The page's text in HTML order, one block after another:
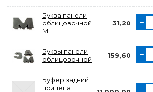
Буква панели
облицовочной
М
31,20
Буквы панели
облицовочной
159,60
Буфер задний
прицепа